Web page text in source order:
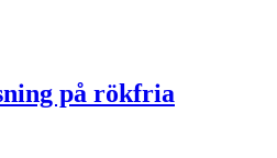
på rökfria